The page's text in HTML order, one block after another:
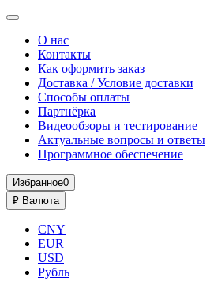
О нас
Контакты
Как оформить заказ
Доставка / Условие доставки
Способы оплаты
Партнёрка
Видеообзоры и тестирование
Актуальные вопросы и ответы
Программное обеспечение
Избранное0
₽ Валюта
CNY
EUR
USD
Рубль